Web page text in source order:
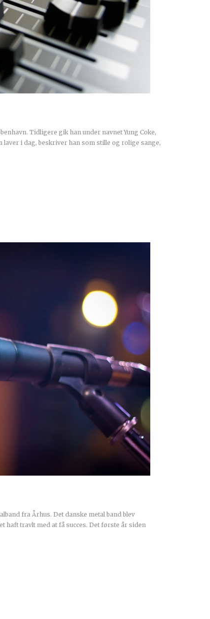
Tidligere gik han under navnet Yung Coke,
laver i dag, beskriver han som stille og rolige sange,
fra Århus. Det danske metal band blev
haft travlt med at få succes. Det første år siden